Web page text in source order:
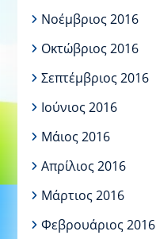
Νοέμβριος 2016
Οκτώβριος 2016
Σεπτέμβριος 2016
Ιούνιος 2016
Μάιος 2016
Απρίλιος 2016
Μάρτιος 2016
Φεβρουάριος 2016